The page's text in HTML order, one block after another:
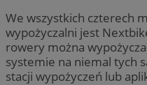
We wszystkich czterech
wypożyczalni jest
rowery można
systemie na niemal tych
stacji wypożyczeń lub